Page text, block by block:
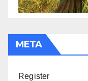
META
Register